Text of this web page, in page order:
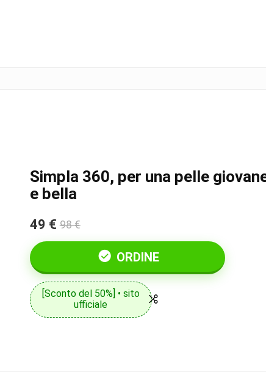
Simpla 360, per una pelle
e bella
49 € 98 €
ORDINE
[Sconto del 50%] • sito
ufficiale